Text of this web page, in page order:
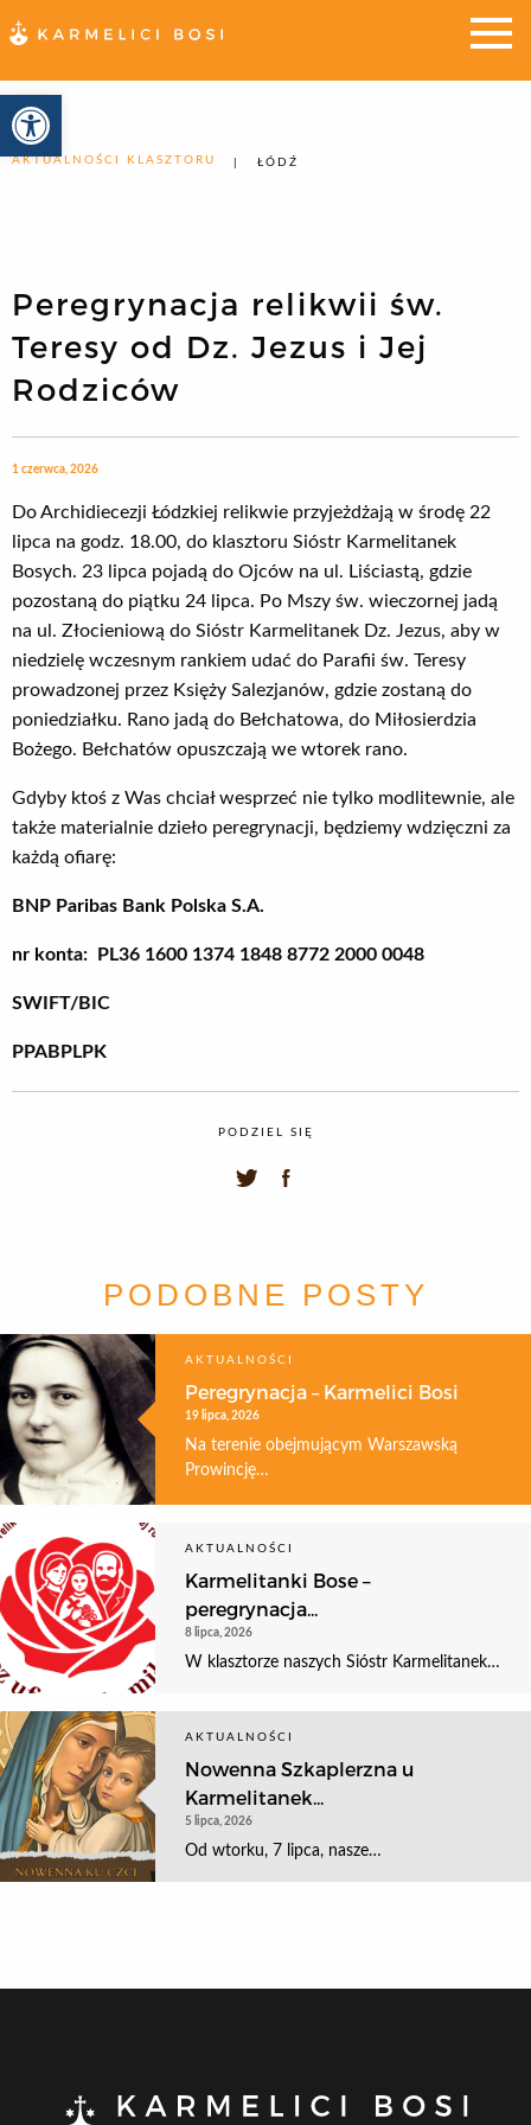
Otwórz pasek narzędzi
AKTUALNOŚCI KLASZTORU ŁÓDŹ
Peregrynacja relikwii św.
Teresy od Dz. Jezus i Jej
Rodziców
1 czerwca, 2026
Do Archidiecezji Łódzkiej relikwie przyjeżdżają w środę 22
lipca na godz. 18.00, do klasztoru Sióstr Karmelitanek
Bosych. 23 lipca pojadą do Ojców na ul. Liściastą, gdzie
pozostaną do piątku 24 lipca. Po Mszy św. wieczornej jadą
na ul. Złocieniową do Sióstr Karmelitanek Dz. Jezus, aby w
niedzielę wczesnym rankiem udać do Parafii św. Teresy
prowadzonej przez Księży Salezjanów, gdzie zostaną do
poniedziałku. Rano jadą do Bełchatowa, do Miłosierdzia
Bożego. Bełchatów opuszczają we wtorek rano.
Gdyby ktoś z Was chciał wesprzeć nie tylko modlitewnie, ale
także materialnie dzieło peregrynacji, będziemy wdzięczni za
każdą ofiarę:
BNP Paribas Bank Polska S.A.
nr konta: PL36 1600 1374 1848 8772 2000 0048
SWIFT/BIC
PPABPLPK
PODZIEL SIĘ
PODOBNE POSTY
AKTUALNOŚCI
Peregrynacja – Karmelici Bosi
19 lipca, 2026
Na terenie obejmującym Warszawską
Prowincję…
AKTUALNOŚCI
Karmelitanki Bose –
peregrynacja...
8 lipca, 2026
W klasztorze naszych Sióstr Karmelitanek…
AKTUALNOŚCI
Nowenna Szkaplerzna u
Karmelitanek...
5 lipca, 2026
Od wtorku, 7 lipca, nasze…